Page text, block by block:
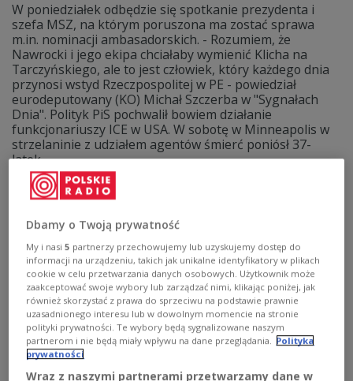
W poniedziałek odbędzie się spotkanie prezydenta i
szefa MSZ, na którym poruszona ma zostać sprawa
m.in. nominacji ambasadorskich. - Rozumiem, że
Nawrocki i jego ekipa chciałaby wymienić Klicha na
Tarczyńskiego, ale to jest człowiek, który każdego dnia
przynosi wstyd Rzeczpospolitej w PE - powiedział
eurodeputowany (KO) Michał Szczerba w "Sygnałach
Dnia". Polityk PiS pochwalił bowiem działanie
funkcjonariuszy ICE w USA. W sobotę w Minneapolis w
strzelaninie z udziałem agentów śmierć poniósł 37-
latek.
Zobacz więcej na temat:
strzelanina
Dbamy o Twoją prywatność
My i nasi5 partnerzy przechowujemy lub uzyskujemy dostęp do
informacji na urządzeniu, takich jak unikalne identyfikatory w plikach
cookie w celu przetwarzania danych osobowych. Użytkownik może
zaakceptować swoje wybory lub zarządzać nimi, klikając poniżej, jak
również skorzystać z prawa do sprzeciwu na podstawie prawnie
uzasadnionego interesu lub w dowolnym momencie na stronie
polityki prywatności. Te wybory będą sygnalizowane naszym
partnerom i nie będą miały wpływu na dane przeglądania. Polityka
prywatności
Wraz z naszymi partnerami przetwarzamy dane w